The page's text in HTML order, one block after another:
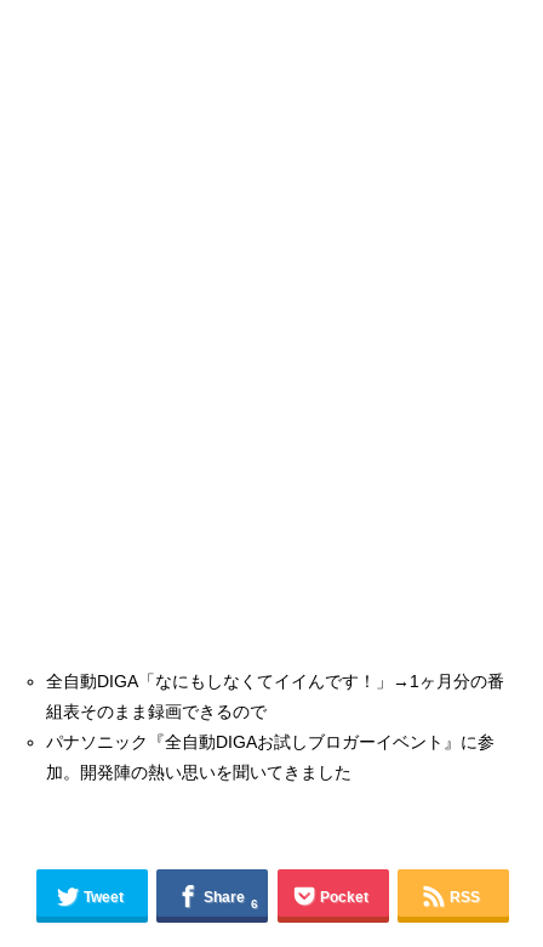
全自動DIGA「なにもしなくてイイんです！」→1ヶ月分の番
組表そのまま録画できるので
パナソニック『全自動DIGAお試しブロガーイベント』に参
加。開発陣の熱い思いを聞いてきました
Tweet Share 6 Pocket RSS